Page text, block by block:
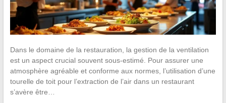
Dans le domaine de la restauration, la gestion de la ventilation
est un aspect crucial souvent sous-estimé. Pour assurer une
atmosphère agréable et conforme aux normes, l’utilisation d’une
tourelle de toit pour l’extraction de l’air dans un restaurant
s’avère être…